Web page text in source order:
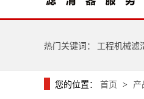
热门关键词： 工程机械滤
您的位置： 首页 > 产